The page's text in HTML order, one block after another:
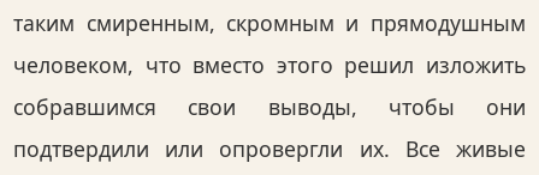
таким смиренным, скромным и прямодушным
человеком, что вместо этого решил изложить
собравшимся свои выводы, чтобы они
подтвердили или опровергли их. Все живые